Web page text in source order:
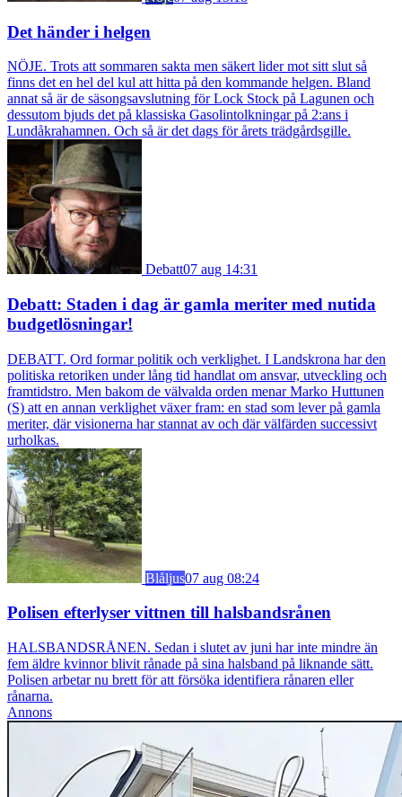
Det händer i helgen
NÖJE. Trots att sommaren sakta men säkert lider mot sitt slut så
finns det en hel del kul att hitta på den kommande helgen. Bland
annat så är de säsongsavslutning för Lock Stock på Lagunen och
dessutom bjuds det på klassiska Gasolintolkningar på 2:ans i
Lundåkrahamnen. Och så är det dags för årets trädgårdsgille.
Debatt07 aug 14:31
Debatt: Staden i dag är gamla meriter med nutida
budgetlösningar!
DEBATT. Ord formar politik och verklighet. I Landskrona har den
politiska retoriken under lång tid handlat om ansvar, utveckling och
framtidstro. Men bakom de välvalda orden menar Marko Huttunen
(S) att en annan verklighet växer fram: en stad som lever på gamla
meriter, där visionerna har stannat av och där välfärden successivt
urholkas.
Blåljus07 aug 08:24
Polisen efterlyser vittnen till halsbandsrånen
HALSBANDSRÅNEN. Sedan i slutet av juni har inte mindre än
fem äldre kvinnor blivit rånade på sina halsband på liknande sätt.
Polisen arbetar nu brett för att försöka identifiera rånaren eller
rånarna.
Annons